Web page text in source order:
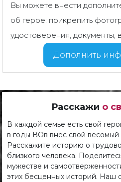
Вы можете внести
об герое: прикрепить
удостоверения, документы,
Дополнить
Расскажи о
В каждой семье есть свой
в годы ВОв внес свой
Расскажите историю о
близкого человека.
мужестве и
этих бесценных историй. Наш